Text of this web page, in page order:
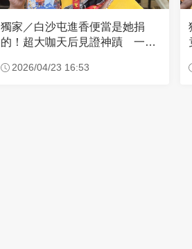
獨家／白沙屯進香便當是她捐
的！超大咖天后見證神蹟 一靠
2026/04/23 16:53